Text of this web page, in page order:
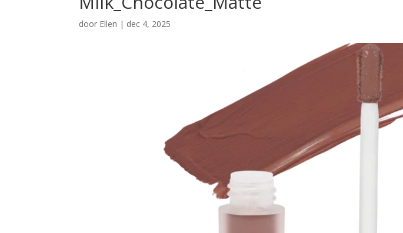
door Ellen | dec 4, 2025